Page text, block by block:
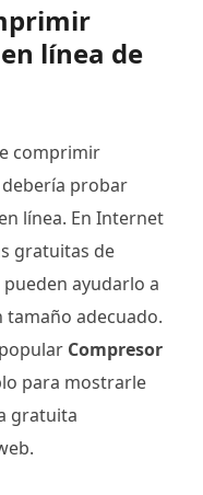
línea de
comprimir
probar
línea. En Internet
gratuitas de
ayudarlo a
adecuado.
Compresor
para mostrarle
gratuita